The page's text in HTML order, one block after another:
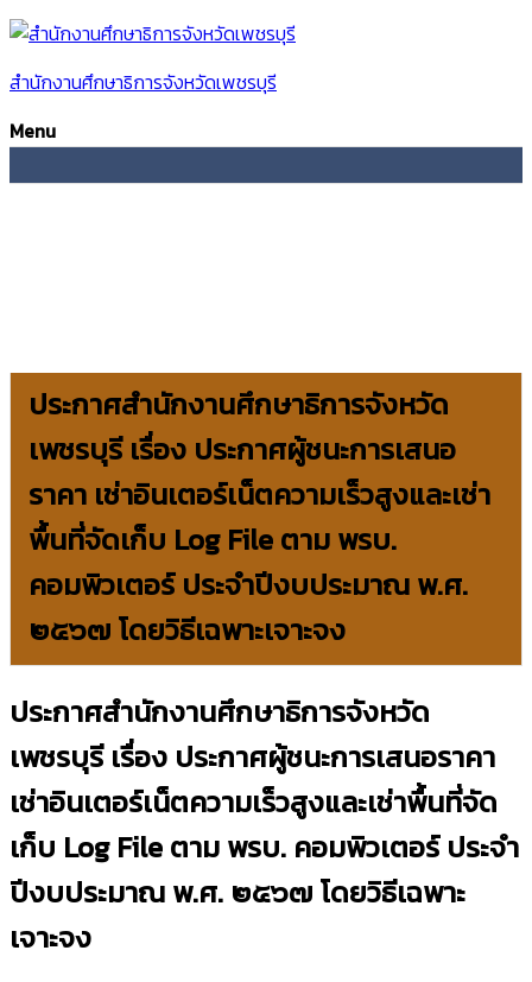
สำนักงานศึกษาธิการจังหวัดเพชรบุรี
Menu
ประกาศสำนักงานศึกษาธิการจังหวัด
เพชรบุรี เรื่อง ประกาศผู้ชนะการเสนอ
ราคา เช่าอินเตอร์เน็ตความเร็วสูงและเช่า
พื้นที่จัดเก็บ Log File ตาม พรบ.
คอมพิวเตอร์ ประจำปีงบประมาณ พ.ศ.
๒๕๖๗ โดยวิธีเฉพาะเจาะจง
ประกาศสำนักงานศึกษาธิการจังหวัด
เพชรบุรี เรื่อง ประกาศผู้ชนะการเสนอราคา
เช่าอินเตอร์เน็ตความเร็วสูงและเช่าพื้นที่จัด
เก็บ Log File ตาม พรบ. คอมพิวเตอร์ ประจำ
ปีงบประมาณ พ.ศ. ๒๕๖๗ โดยวิธีเฉพาะ
เจาะจง